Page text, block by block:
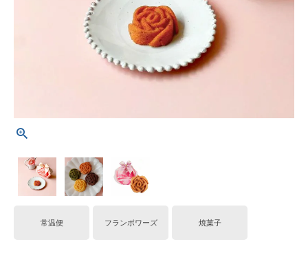
常温便 フランボワーズ 焼菓子